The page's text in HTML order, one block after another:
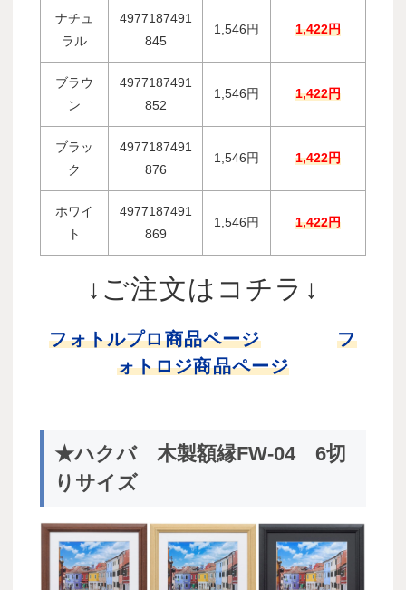
ナチュ
ラル
4977187491
845
1,546円 1,422円
ブラウ
ン
4977187491
852
1,546円 1,422円
ブラッ
ク
4977187491
876
1,546円 1,422円
ホワイ
ト
4977187491
869
1,546円 1,422円
↓ご注文はコチラ↓
フォトルプロ商品ページ
フ
ォトロジ商品ページ
★ハクバ 木製額縁FW-04 6切
りサイズ